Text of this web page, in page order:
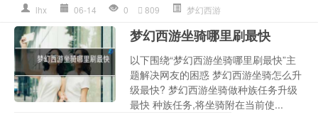
lhx 06-14 0 809 梦幻西游
梦幻西游坐骑哪里刷最快
以下围绕“梦幻西游坐骑哪里刷最快”主
题解决网友的困惑 梦幻西游坐骑怎么升
级最快? 梦幻西游坐骑做种族任务升级
最快 种族任务,将坐骑附在当前使...